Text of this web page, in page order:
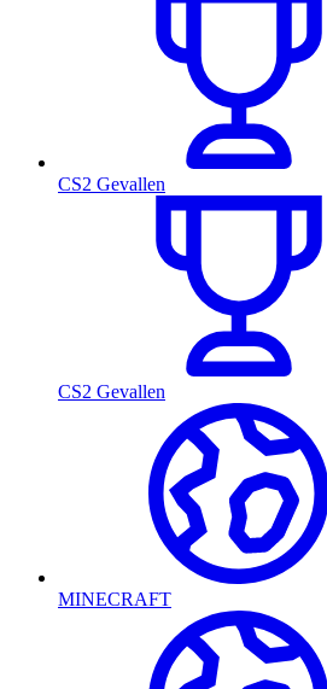
CS2 Gevallen
CS2 Gevallen
MINECRAFT